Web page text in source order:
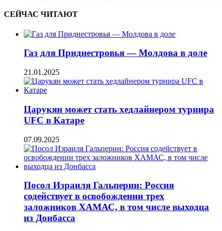
СЕЙЧАС ЧИТАЮТ
Газ для Приднестровья — Молдова в доле
21.01.2025
Царукян может стать хедлайнером турнира
UFC в Катаре
07.09.2025
Посол Израиля Гальперин: Россия
содействует в освобождении трех
заложников ХАМАС, в том числе выходца
из Донбасса